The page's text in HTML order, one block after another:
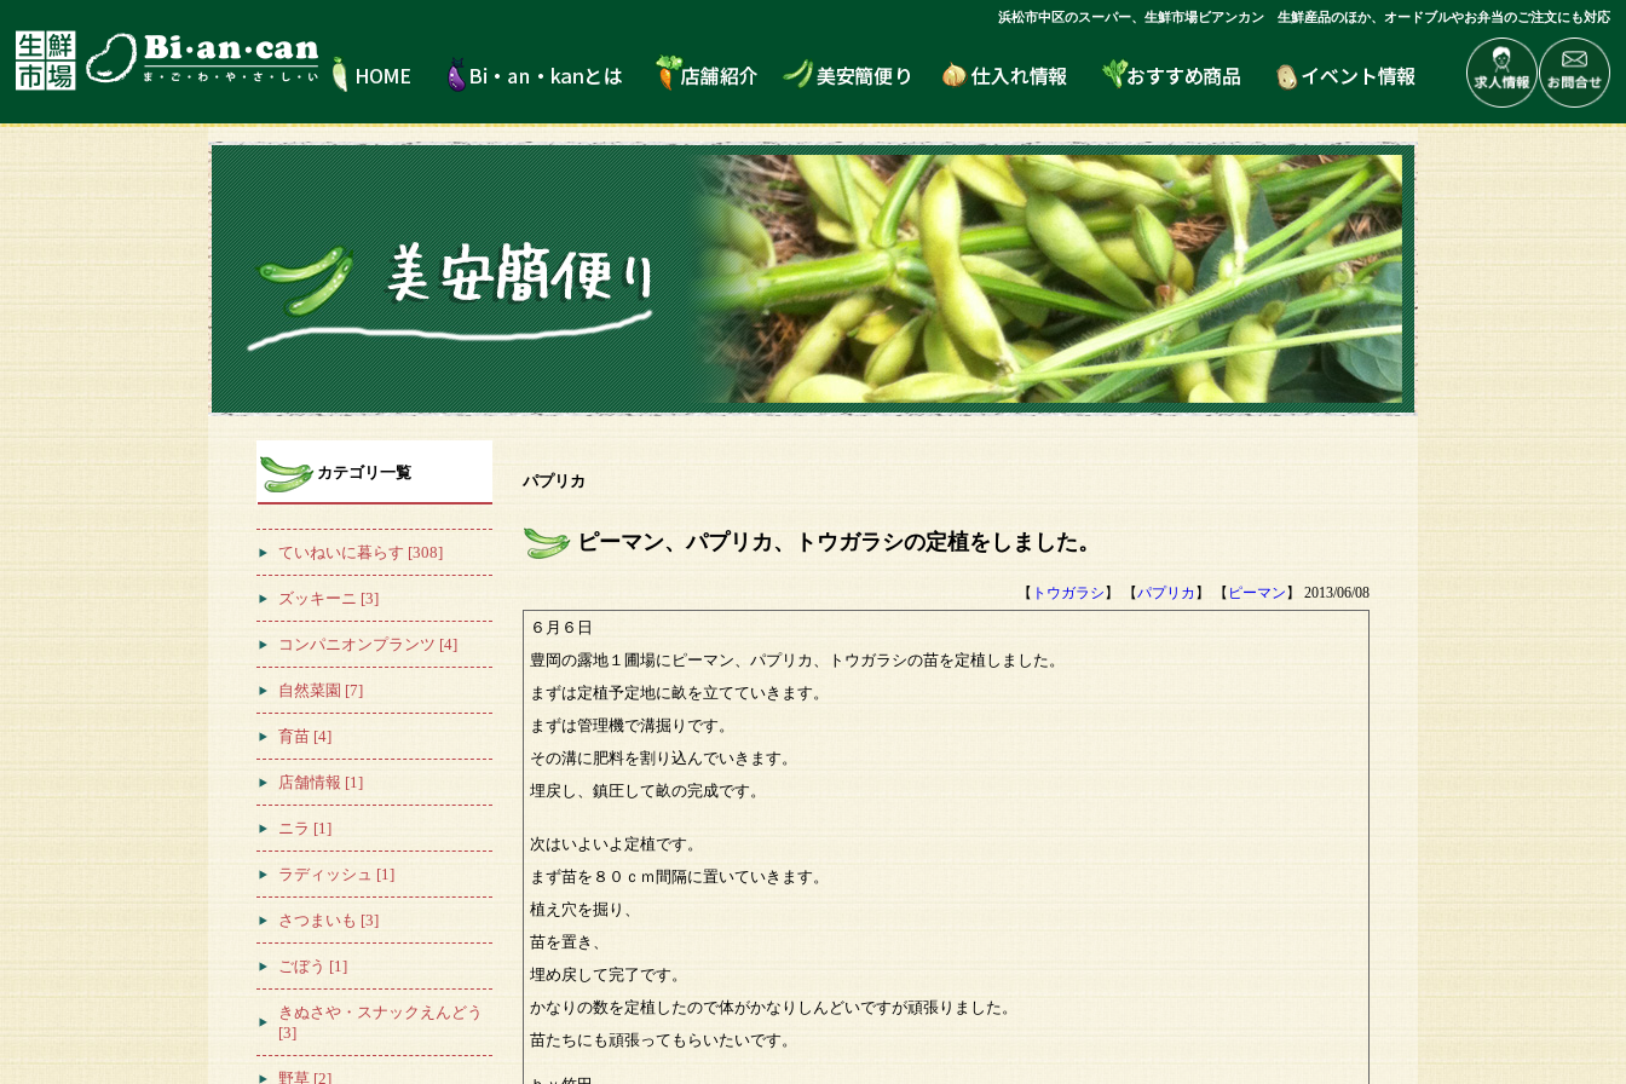
浜松市中区のスーパー、生鮮市場ビアンカン 生鮮産品のほか、オードブルやお弁当のご注文にも対応
パプリカ
ピーマン、パプリカ、トウガラシの定植をしました。
【 トウガラシ 】 【パプリカ 】 【 ピーマン 】 2013/06/08
６月６日
豊岡の露地１圃場にピーマン、パプリカ、トウガラシの苗を定植しました。
まずは定植予定地に畝を立てていきます。
まずは管理機で溝掘りです。
その溝に肥料を割り込んでいきます。
埋戻し、鎮圧して畝の完成です。
次はいよいよ定植です。
まず苗を８０ｃｍ間隔に置いていきます。
植え穴を掘り、
苗を置き、
埋め戻して完了です。
かなりの数を定植したので体がかなりしんどいですが頑張りました。
苗たちにも頑張ってもらいたいです。
カテゴリ一覧
ていねいに暮らす [308]
ズッキーニ [3]
コンパニオンプランツ [4]
自然菜園 [7]
育苗 [4]
店舗情報 [1]
ニラ [1]
ラディッシュ [1]
さつまいも [3]
ごぼう [1]
きぬさや・スナックえんどう
[3]
野草 [2]